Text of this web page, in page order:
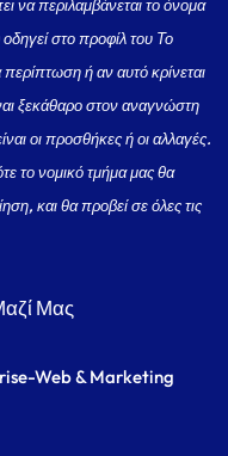
να περιλαμβάνεται το όνομα
στο προφίλ του Το
ή αν αυτό κρίνεται
ξεκάθαρο στον αναγνώστη
οι προσθήκες ή οι αλλαγές.
το νομικό τμήμα μας θα
και θα προβεί σε όλες τις
Μας
Web & Marketing